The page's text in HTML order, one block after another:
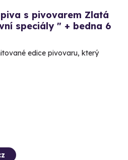
s pivovarem Zlatá
speciály " + bedna 6
edice pivovaru, který